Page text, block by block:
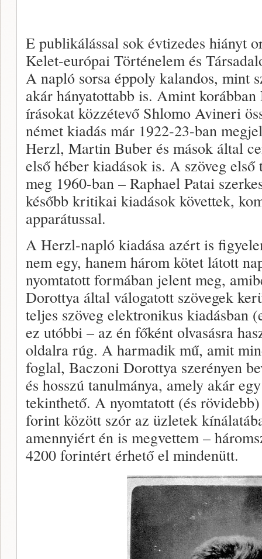
E publikálással sok évtizedes hiányt
Kelet-európai Történelem és
A napló sorsa éppoly kalandos, mint
akár hányatottabb is. Amint
írásokat közzétevő Shlomo Avineri
német kiadás már 1922-23-ban
Herzl, Martin Buber és mások által
első héber kiadások is. A szöveg
meg 1960-ban – Raphael Patai
később kritikai kiadások követtek,
apparátussal.
A Herzl-napló kiadása azért is
nem egy, hanem három kötet látott
nyomtatott formában jelent meg,
Dorottya által válogatott szövegek
teljes szöveg elektronikus kiadásban
ez utóbbi – az én főként olvasásra
oldalra rúg. A harmadik mű, amit
foglal, Baczoni Dorottya szerényen
és hosszú tanulmánya, amely akár
tekinthető. A nyomtatott (és
forint között szór az üzletek
amennyiért én is megvettem –
4200 forintért érhető el mindenütt.